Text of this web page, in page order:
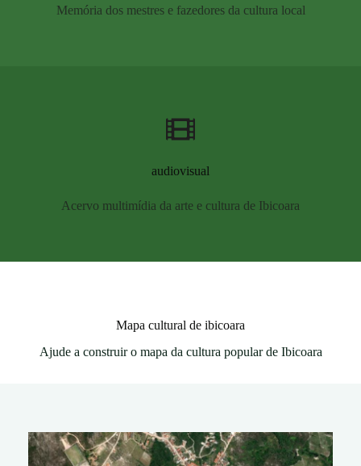
Memória dos mestres e fazedores da cultura local
audiovisual
Acervo multimídia da arte e cultura de Ibicoara
Mapa cultural de ibicoara
Ajude a construir o mapa da cultura popular de Ibicoara